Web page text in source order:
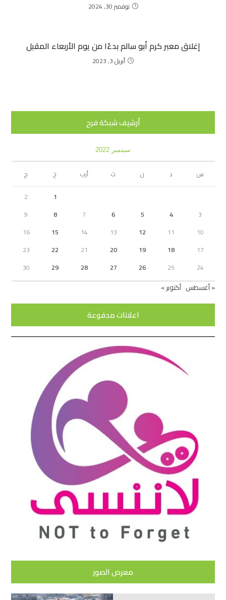
نوفمبر 30, 2024
إغلاق معبر كرم أبو سالم بدءًا من يوم الأربعاء المقبل
أبريل 3, 2023
أرشيف شبكة فرح
سبتمبر 2022
س د ن ث أرب خ
ج
1
2
3
4
5
6
7
8
9
10
11
12
13
14
15
16
17
18
19
20
21
22
23
24
25
26
27
28
29
30
« أغسطس أكتوبر »
اعلانات مدفوعة
معرض الصور